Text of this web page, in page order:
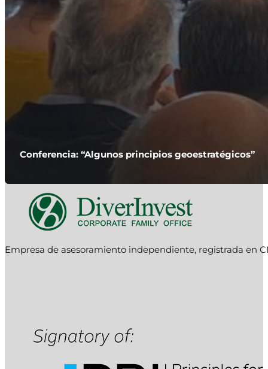
Conferencia: “Algunos principios geoestratégicos”
Empresa de asesoramiento independiente, registrada en